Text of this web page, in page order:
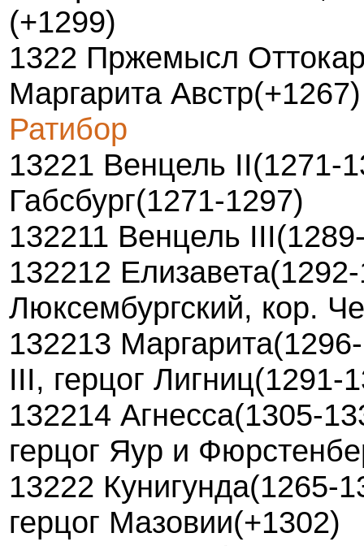
(+1299)
1322 Пржемысл
Маргарита
Ратибор
13221 Венцель II(1271-
Габсбург(1271-1297)
132211 Венцель
132212
Люксембургский, кор.
132213
III, герцог Лигниц(1291-
132214 Агнесса(1305-
герцог Яур и
13222 Кунигунда(1265-
герцог Мазовии(+1302)